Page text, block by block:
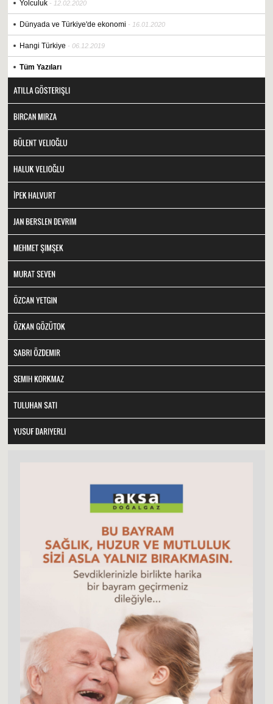
Yolculuk - 12.02.2020
Dünyada ve Türkiye'de ekonomi - 16.01.2020
Hangi Türkiye - 06.12.2019
Tüm Yazıları